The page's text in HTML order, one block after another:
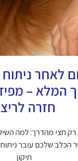
לאחר ניתוח
המלא –
חזרה
רק חצי מהדרך: למה
הכלב שלכם עובר ניתוח
תיקון